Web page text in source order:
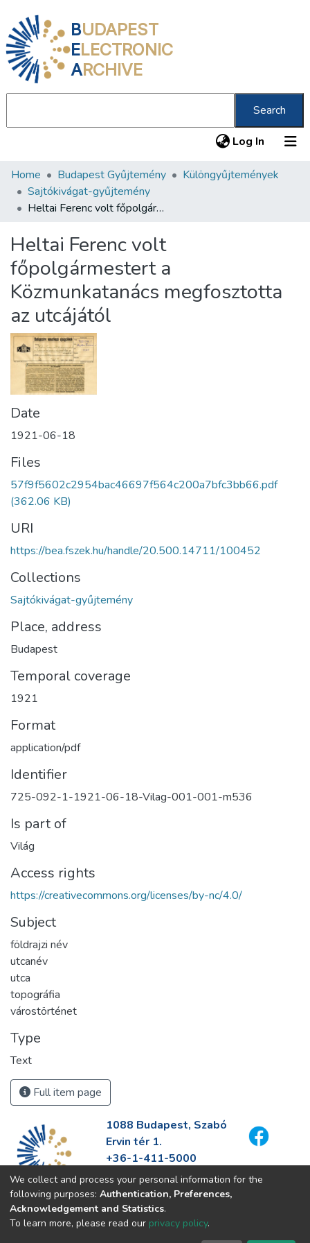
BUDAPEST
ELECTRONIC
ARCHIVE
Search
Log In (current)
Communities & Collections
All of DSpace
About us
Home Budapest Gyűjtemény
Különgyűjtemények
Sajtókivágat-gyűjtemény
Heltai Ferenc volt főpolgármestert a Közmunkatanács megfosztotta az utcájától
Heltai Ferenc volt
főpolgármestert a
Közmunkatanács megfosztotta
az utcájától
Date
1921-06-18
Files
57f9f5602c2954bac46697f564c200a7bfc3bb66.pdf
(362.06 KB)
URI
https://bea.fszek.hu/handle/20.500.14711/100452
Collections
Sajtókivágat-gyűjtemény
Place, address
Budapest
Temporal coverage
1921
Format
application/pdf
Identifier
725-092-1-1921-06-18-Vilag-001-001-m536
Is part of
Világ
Access rights
https://creativecommons.org/licenses/by-nc/4.0/
Subject
földrajzi név
utcanév
utca
topográfia
várostörténet
Type
Text
Full item page
1088 Budapest, Szabó
Ervin tér 1.
+36-1-411-5000
info@fszek.hu
https://fszek.hu
We collect and process your personal information for the
following purposes: Authentication, Preferences,
Acknowledgement and Statistics.
To learn more, please read our privacy policy.